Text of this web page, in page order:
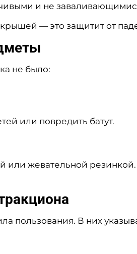
и не
— это защитит от
не было:
или повредить батут.
или жевательной
пользования. В них